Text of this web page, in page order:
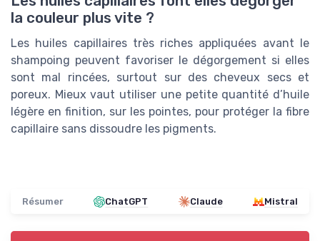
la couleur plus vite ?
Les huiles capillaires très riches appliquées avant le
shampoing peuvent favoriser le dégorgement si elles
sont mal rincées, surtout sur des cheveux secs et
poreux. Mieux vaut utiliser une petite quantité d’huile
légère en finition, sur les pointes, pour protéger la fibre
capillaire sans dissoudre les pigments.
Résumer ChatGPT Claude Mistral